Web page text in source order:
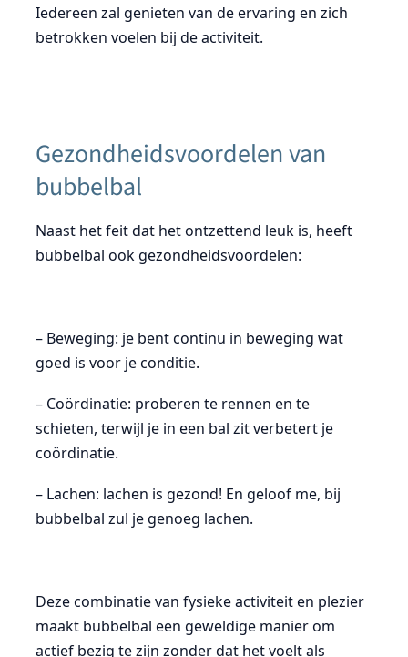
Iedereen zal genieten van de ervaring en zich
betrokken voelen bij de activiteit.
Gezondheidsvoordelen van
bubbelbal
Naast het feit dat het ontzettend leuk is, heeft
bubbelbal ook gezondheidsvoordelen:
– Beweging: je bent continu in beweging wat
goed is voor je conditie.
– Coördinatie: proberen te rennen en te
schieten, terwijl je in een bal zit verbetert je
coördinatie.
– Lachen: lachen is gezond! En geloof me, bij
bubbelbal zul je genoeg lachen.
Deze combinatie van fysieke activiteit en plezier
maakt bubbelbal een geweldige manier om
actief bezig te zijn zonder dat het voelt als